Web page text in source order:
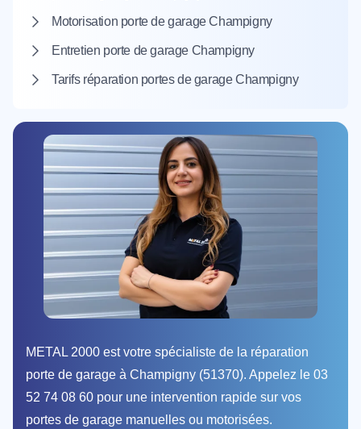
Motorisation porte de garage Champigny
Entretien porte de garage Champigny
Tarifs réparation portes de garage Champigny
METAL 2000 est votre spécialiste de la réparation
porte de garage à Champigny (51370). Appelez le 03
52 74 08 60 pour une intervention rapide sur vos
portes de garage manuelles ou motorisées.